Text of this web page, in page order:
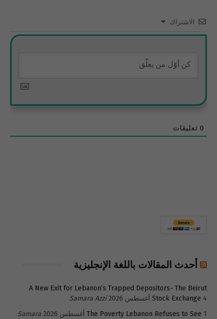
الاشتراك
0 تعليقات
أحدث المقالات باللغة الإنجليزية
A New Exit for Lebanon’s Trapped Depositors- The Beirut
Stock Exchange 4 أغسطس 2026
Samara Azzi
The Poverty Lebanon Refuses to See 1 أغسطس 2026
Samara